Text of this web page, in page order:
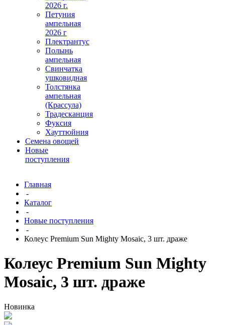
2026 г.
Петуния
ампельная
2026 г
Плектрантус
Полынь
ампельная
Свинчатка
ушковидная
Толстянка
ампельная
(Крассула)
Традесканция
Фуксия
Хауттюйния
Семена овощей
Новые
поступления
Главная
-
Каталог
-
Новые поступления
-
Колеус Premium Sun Mighty Mosaic, 3 шт. драже
Колеус Premium Sun Mighty
Mosaic, 3 шт. драже
Новинка